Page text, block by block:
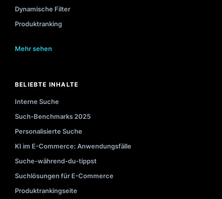
Dynamische Filter
Produktranking
Mehr sehen
BELIEBTE INHALTE
Interne Suche
Such-Benchmarks 2025
Personalisierte Suche
KI im E-Commerce: Anwendungsfälle
Suche-während-du-tippst
Suchlösungen für E-Commerce
Produktrankingseite